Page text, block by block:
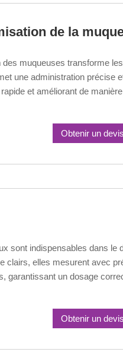
de la
des muqueuses transforme
une administration précise
et améliorant de
Obtenir un devis
sont indispensables dans le
clairs, elles mesurent avec
garantissant un dosage
Obtenir un devis